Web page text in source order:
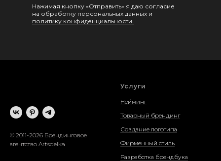
Нажимая кнопку «Отправить» я даю согласие
на обработку персональных данных и
политику конфиденциальности.
© 2011-2026 Брендинговое
агентство Artsdelka
Услуги
Нейминг
Товарный брендинг
Создание логотипа
Фирменный стиль
Разработка брендбука